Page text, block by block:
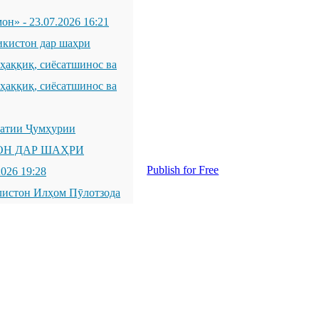
- 23.07.2026 16:21
дар шаҳри
сиёсатшинос ва
сиёсатшинос ва
Ҷумҳурии
ДАР ШАҲРИ
19:28
Илҳом Пӯлотзода
Publish for Free